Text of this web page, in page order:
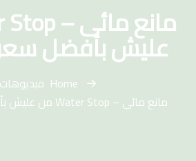
عليش بأفضل
Home فيديوهات
مانع مائى – Water Stop من عليش بأفضل سعر فى مصر